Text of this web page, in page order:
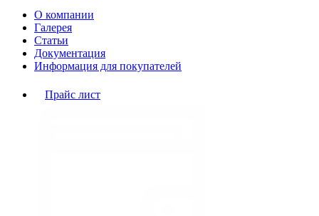
О компании
Галерея
Статьи
Документация
Информация для покупателей
Прайс лист